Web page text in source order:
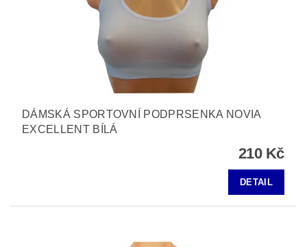
DÁMSKÁ SPORTOVNÍ PODPRSENKA NOVIA
EXCELLENT BÍLÁ
210 Kč
DETAIL